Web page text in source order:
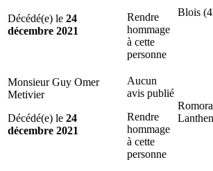
Décédé(e) le 24
décembre 2021
Rendre
hommage
à cette
personne
Blois
Monsieur Guy Omer
Metivier
Décédé(e) le 24
décembre 2021
Aucun
avis publié
Rendre
hommage
à cette
personne